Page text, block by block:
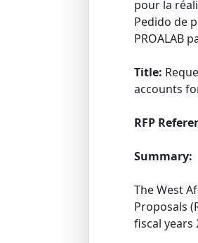
pour la
Pedido de
PROALAB
Title:
accounts
RFP
Summary:
The West
Proposals
fiscal years